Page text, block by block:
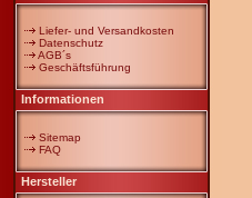
Liefer- und Versandkosten
Datenschutz
AGB´s
Geschäftsführung
Informationen
Sitemap
FAQ
Hersteller